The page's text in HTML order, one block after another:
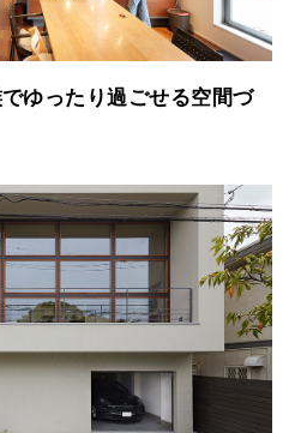
ゆったり過ごせる空間づ